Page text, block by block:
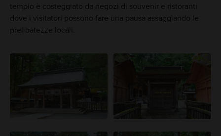
tempio è costeggiato da negozi di souvenir e ristoranti
dove i visitatori possono fare una pausa assaggiando le
prelibatezze locali.